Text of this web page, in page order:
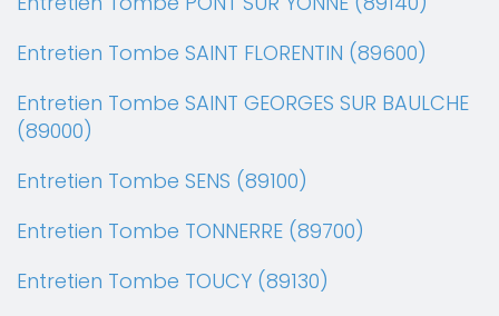
Entretien Tombe SAINT FLORENTIN (89600)
Entretien Tombe SAINT GEORGES SUR BAULCHE
(89000)
Entretien Tombe SENS (89100)
Entretien Tombe TONNERRE (89700)
Entretien Tombe TOUCY (89130)